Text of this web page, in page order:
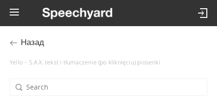
Назад
Yello – S.A.X. tekst i tłumaczenie (po kliknięciu) piosenki